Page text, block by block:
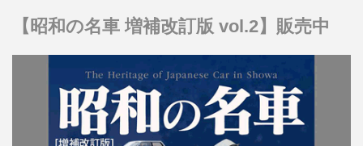
【昭和の名車 増補改訂版 vol.2】販売中